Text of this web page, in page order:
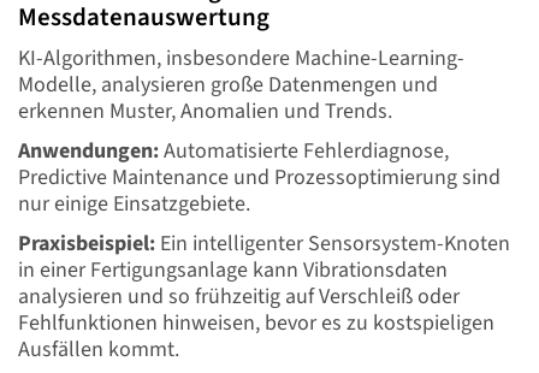
Messdatenauswertung
KI-Algorithmen, insbesondere Machine-Learning-
Modelle, analysieren große Datenmengen und
erkennen Muster, Anomalien und Trends.
Anwendungen:Automatisierte Fehlerdiagnose,
Predictive Maintenance und Prozessoptimierung sind
nur einige Einsatzgebiete.
Praxisbeispiel: Ein intelligenter Sensorsystem-Knoten
in einer Fertigungsanlage kann Vibrationsdaten
analysieren und so frühzeitig auf Verschleiß oder
Fehlfunktionen hinweisen, bevor es zu kostspieligen
Ausfällen kommt.